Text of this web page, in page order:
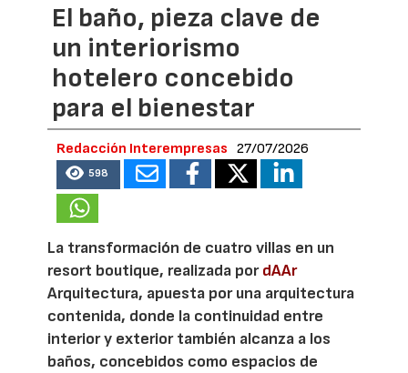
El baño, pieza clave de
un interiorismo
hotelero concebido
para el bienestar
Redacción Interempresas 27/07/2026
598
La transformación de cuatro villas en un
resort boutique, realizada pordAAr
Arquitectura, apuesta por una arquitectura
contenida, donde la continuidad entre
interior y exterior también alcanza a los
baños, concebidos como espacios de